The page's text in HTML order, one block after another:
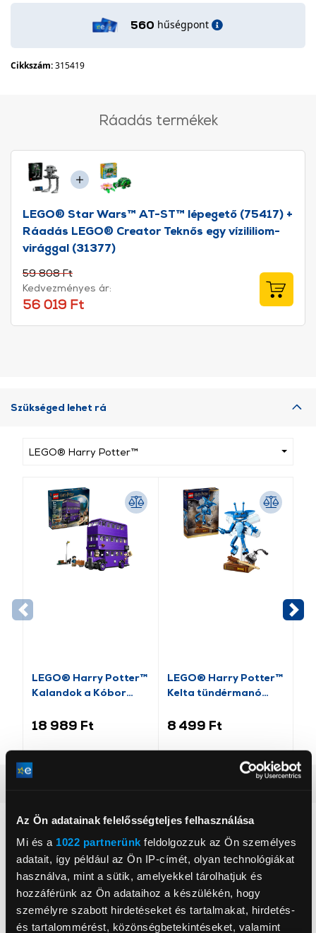
Az Ön adatainak felelősségteljes felhasználása
Mi és a 1022 partnerünk feldolgozzuk az Ön személyes
adatait, így például az Ön IP-címét, olyan technológiákat
használva, mint a sütik, amelyekkel tárolhatjuk és
hozzáférünk az Ön adataihoz a készülékén, hogy
személyre szabott hirdetéseket és tartalmakat, hirdetés-
és tartalommérést, közönségbetekintéseket, valamint
560 hűségpont
Cikkszám:315419
Ráadás termékek
LEGO® Star Wars™ AT-ST™ lépegető (75417) +
Ráadás LEGO® Creator Teknős egy vízililiom-
virággal (31377)
59 808 Ft
Kedvezményes ár:
56 019 Ft
Szükséged lehet rá
LEGO® Harry Potter™
LEGO® Harry Potter™
Kalandok a Kóbor
(76446)
18 989 Ft
LEGO® Harry Potter™
Kelta tündérmanó
8 499 Ft
Inspiráld az Endor bolygó hatalmas csatáinak emlékét a
felnőtteknek készült LEGO®Star Wars™ Ultimate Collector
Series AT-ST lépegetővel (75417)! Ez a szett
szuper
Star Wars
meglepetés lesz a barátodnak,
barátnődnek vagy bármelyik rajongónak, hiszen ez a
megépíthető és kiállítható modell rengeteg autentikus
jellemzőjét örökíti meg az All Terrain Scout Transport,